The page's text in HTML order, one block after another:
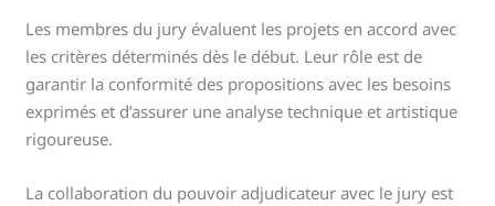
Les membres du jury évaluent les projets en accord avec
les critères déterminés dès le début. Leur rôle est de
garantir la conformité des propositions avec les besoins
exprimés et d’assurer une analyse technique et artistique
rigoureuse.
La collaboration du pouvoir adjudicateur avec le jury est